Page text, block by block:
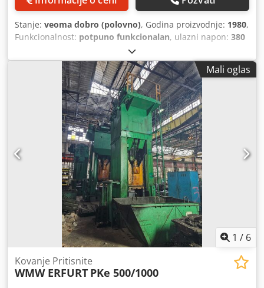
Stanje: veoma dobro (polovno), Godina proizvodnje: 1980,
Funkcionalnost: potpuno funkcionalan, ulazni napon: 380
, pritisna sila:
1.200 mm, kapacitet rezervoara za ulje:700 l, ukupna
7.480 mm, ukupna težina:78.500 kg, godina
poslednjeg generalnog servisa:2023, Oprema:
dokumentacija/priručnik, Ulje-hidraulično kovačko čekić
Lasco tip KH 400 Dwsdpfszh Nchjx Afuea Godina
proizvodnje: 1980 Potpuno rekonstruisan i modernizovan
2023. Radni udar: 4.000 mkg Visina pada sa standardnim
alatima: 1.200 mm Težina klipa: 3.350 kg Dužina između
vodilica: 725 mm Klip: 620 mm Snaga motora: 60 kW Težina
nakovnja: 44.000 kg Ukupna težina čekića: 78.500 kg
Ukupna visina čekića: 7.480 mm Građevinska visina iznad
poda: 6.260 mm Kapacitet rezervoara za ulje: 700 litara
Dužina klipnjače: 500*2.800 mm Gumeni amortizeri:
90/2.900*120 mm Radni napon: 380 V Upravljački napon:
220 V Spora aktivacija: 0,62 m/min.
Mali oglas
1 / 6
Kovanje Pritisnite
WMW ERFURT PKe 500/1000